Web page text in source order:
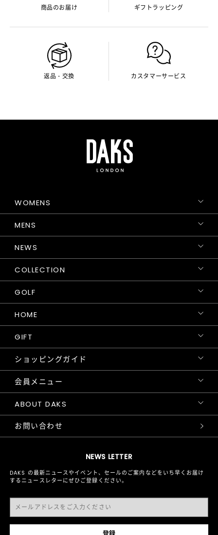
商品のお届け ギフトラッピング
返品・交換 カスタマーサービス
NEWS LETTER
DAKS の最新ニュースやイベント、セールのご案内などをいち早くお届け
するニュースレターにぜひご登録ください。
WOMENS
MENS
NEWS
COLLECTION
GOLF
HOME
GIFT
ショッピングガイド
会員メニュー
ABOUT DAKS
お問い合わせ